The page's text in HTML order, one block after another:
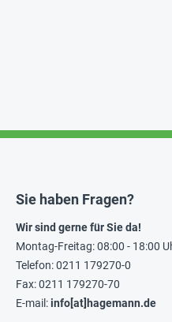
Sie haben Fragen?
Wir sind gerne für Sie da!
Montag-Freitag: 08:00 - 18:00
Telefon: 0211 179270-0
Fax: 0211 179270-70
E-mail:info[at]hagemann.de